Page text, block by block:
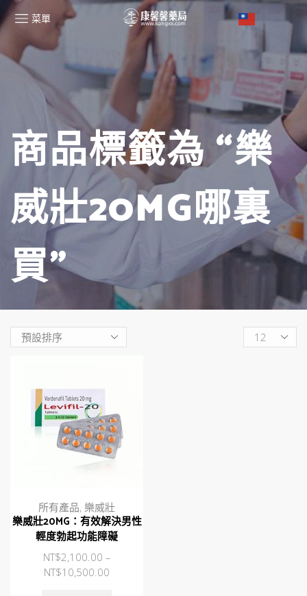
菜單
商品標籤為 “樂
威壯20MG哪裏
買”
Products
per
所有產品, 樂威壯
樂威壯20MG：有效解決男性
輕度勃起功能障礙
NT$2,100.00 –
NT$10,500.00